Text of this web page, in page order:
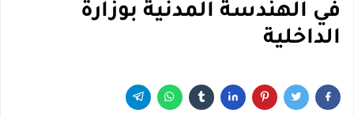
في الهندسة المدنية بوزارة
الداخلية